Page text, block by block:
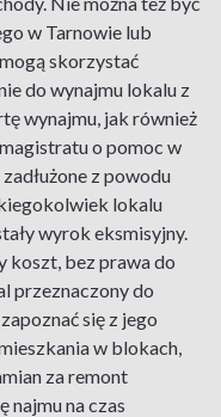
w Tarnowie lub
skorzystać
do wynajmu lokalu z
wynajmu, jak również
o pomoc w
z powodu
lokalu
wyrok eksmisyjny.
koszt, bez prawa do
przeznaczony do
się z jego
w blokach,
za remont
najmu na czas